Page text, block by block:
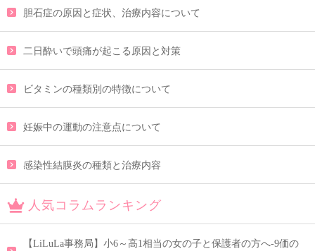
胆石症の原因と症状、治療内容について
二日酔いで頭痛が起こる原因と対策
ビタミンの種類別の特徴について
妊娠中の運動の注意点について
感染性結膜炎の種類と治療内容
人気コラムランキング
【LiLuLa事務局】小6～高1相当の女の子と保護者の方へ-9価の